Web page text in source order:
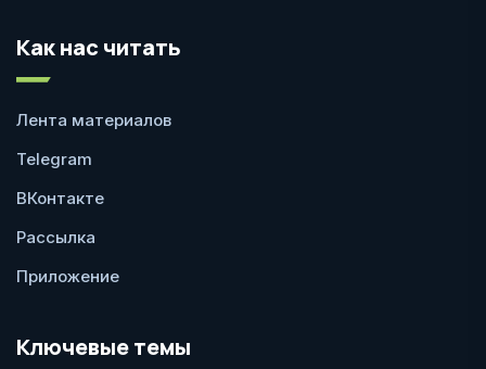
Как нас читать
Лента материалов
Telegram
ВКонтакте
Рассылка
Приложение
Ключевые темы